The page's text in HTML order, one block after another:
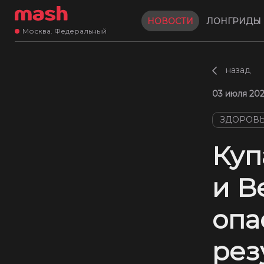
Москва. Федеральный
НОВОСТИ ЛОНГРИДЫ
назад
03 июля
и